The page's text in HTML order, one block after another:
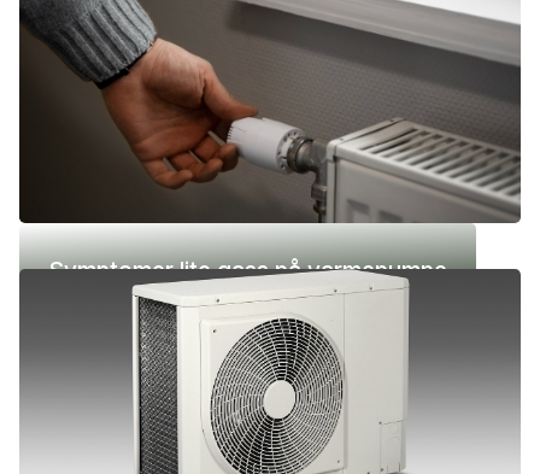
(-42 °C)
Symptomer lite gass på varmepumpe